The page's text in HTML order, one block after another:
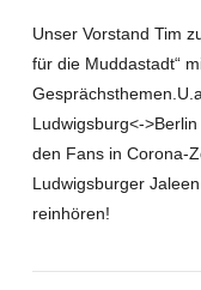
Unser Vorstand Tim
für die Muddastadt“
Ludwigsburg<-
den Fans in Corona-
Ludwigsburger
reinhören!